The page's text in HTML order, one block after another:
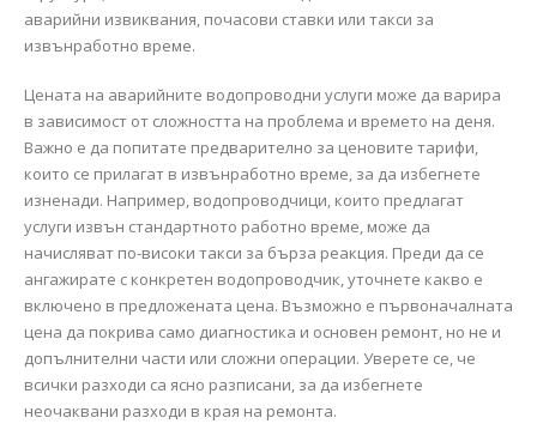
аварийни извиквания, почасови ставки или такси за
извънработно време.
Цената на аварийните водопроводни услуги може да варира
в зависимост от сложността на проблема и времето на деня.
Важно е да попитате предварително за ценовите тарифи,
които се прилагат в извънработно време, за да избегнете
изненади. Например, водопроводчици, които предлагат
услуги извън стандартното работно време, може да
начисляват по-високи такси за бърза реакция. Преди да се
ангажирате с конкретен водопроводчик, уточнете какво е
включено в предложената цена. Възможно е първоначалната
цена да покрива само диагностика и основен ремонт, но не и
допълнителни части или сложни операции. Уверете се, че
всички разходи са ясно разписани, за да избегнете
неочаквани разходи в края на ремонта.